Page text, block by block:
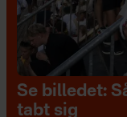
Se billedet:
tabt sig